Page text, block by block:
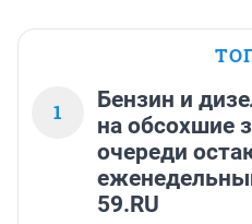
1
Бензин и
на обсохшие
очереди
59.RU